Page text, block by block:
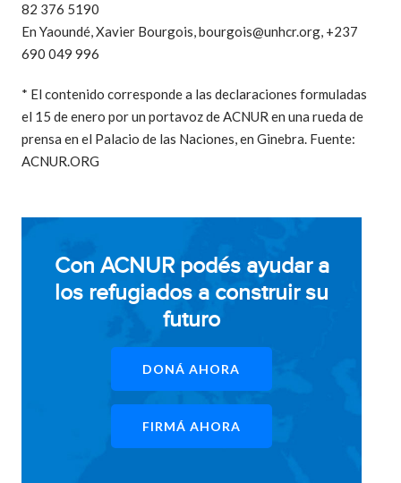
82 376 5190
En Yaoundé, Xavier Bourgois,bourgois@unhcr.org, +237
690 049 996
* El contenido corresponde a las declaraciones formuladas
el 15 de enero por un portavoz de ACNUR en una rueda de
prensa en el Palacio de las Naciones, en Ginebra. Fuente:
ACNUR.ORG
Con ACNUR podés ayudar a
los refugiados a construir su
futuro
DONÁ AHORA
FIRMÁ AHORA